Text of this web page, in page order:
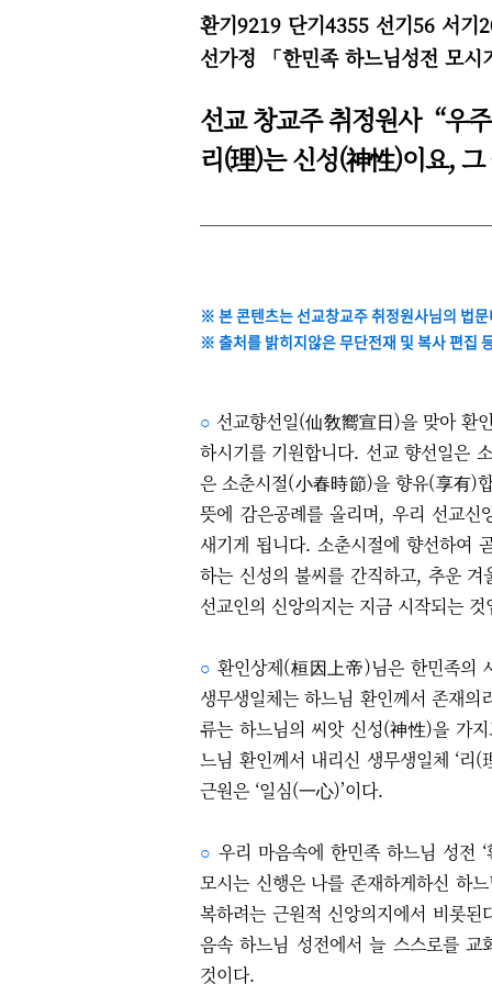
환기9219 단기4355 선기56 서기
선가정 「한민족 하느님성전 모시
선교 창교주 취정원사 “우
리(理)는 신성(神性)이요,
※ 본 콘텐츠는 선교창교주 취정원사님의 법
※ 출처를 밝히지않은무단전재 및 복사 편집
○ 선교향선일(仙敎嚮宣日)을 맞아 환
하시기를 기원합니다. 선교 향선일은
은 소춘시절(小春時節)을 향유(享有)
뜻에 감은공례를 올리며, 우리 선교
새기게 됩니다. 소춘시절에 향선하여
하는 신성의 불씨를 간직하고, 추운
선교인의 신앙의지는 지금 시작되는
○ 환인상제(桓因上帝)님은 한민족의
생무생일체는 하느님 환인께서 존재
류는 하느님의 씨앗 신성(神性)을 가
느님 환인께서 내리신 생무생일체 ‘리
근원은 ‘일심(一心)’이다.
○ 우리 마음속에 한민족 하느님 성전
모시는 신행은 나를 존재하게하신 하
복하려는 근원적 신앙의지에서 비롯
음속 하느님 성전에서 늘 스스로를 교
것이다.